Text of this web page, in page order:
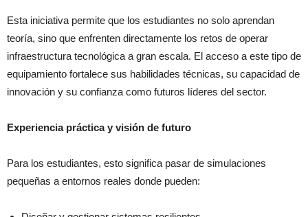
Esta iniciativa permite que los estudiantes no solo aprendan
teoría, sino que enfrenten directamente los retos de operar
infraestructura tecnológica a gran escala. El acceso a este tipo de
equipamiento fortalece sus habilidades técnicas, su capacidad de
innovación y su confianza como futuros líderes del sector.
Experiencia práctica y visión de futuro
Para los estudiantes, esto significa pasar de simulaciones
pequeñas a entornos reales donde pueden: